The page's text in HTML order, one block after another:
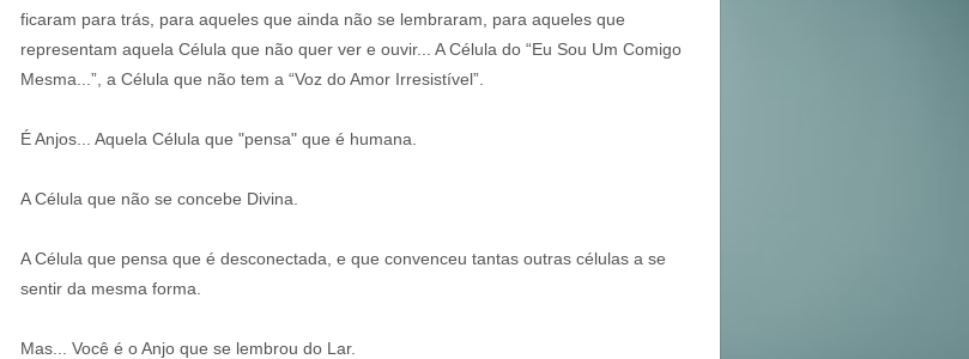
ficaram para trás, para aqueles que ainda não se lembraram, para aqueles que
representam aquela Célula que não quer ver e ouvir... A Célula do “Eu Sou Um Comigo
Mesma...”, a Célula que não tem a “Voz do Amor Irresistível”.
É Anjos... Aquela Célula que "pensa" que é humana.
A Célula que não se concebe Divina.
A Célula que pensa que é desconectada, e que convenceu tantas outras células a se
sentir da mesma forma.
Mas... Você é o Anjo que se lembrou do Lar.